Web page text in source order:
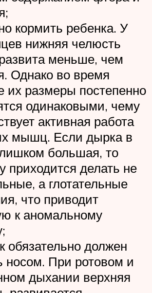
кормить ребенка. У
нижняя челюсть
меньше, чем
Однако во время
их размеры постепенно
одинаковыми, чему
активная работа
мышц. Если дырка в
большая, то
делать не
а глотательные
что приводит
к аномальному
обязательно должен
При ротовом и
дыхании верхняя